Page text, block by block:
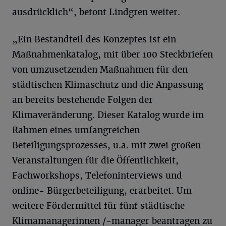
ausdrücklich“, betont Lindgren weiter.
„Ein Bestandteil des Konzeptes ist ein
Maßnahmenkatalog, mit über 100 Steckbriefen
von umzusetzenden Maßnahmen für den
städtischen Klimaschutz und die Anpassung
an bereits bestehende Folgen der
Klimaveränderung. Dieser Katalog wurde im
Rahmen eines umfangreichen
Beteiligungsprozesses, u.a. mit zwei großen
Veranstaltungen für die Öffentlichkeit,
Fachworkshops, Telefoninterviews und
online- Bürgerbeteiligung, erarbeitet. Um
weitere Fördermittel für fünf städtische
Klimamanagerinnen /-manager beantragen zu